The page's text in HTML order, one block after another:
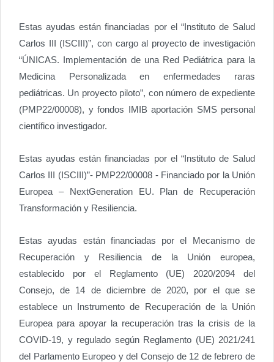
Estas ayudas están financiadas por el “Instituto de Salud
Carlos III (ISCIII)”, con cargo al proyecto de investigación
“ÚNICAS. Implementación de una Red Pediátrica para la
Medicina Personalizada en enfermedades raras
pediátricas. Un proyecto piloto”, con número de expediente
(PMP22/00008), y fondos IMIB aportación SMS personal
científico investigador.
Estas ayudas están financiadas por el “Instituto de Salud
Carlos III (ISCIII)”- PMP22/00008 - Financiado por la Unión
Europea – NextGeneration EU. Plan de Recuperación
Transformación y Resiliencia.
Estas ayudas están financiadas por el Mecanismo de
Recuperación y Resiliencia de la Unión europea,
establecido por el Reglamento (UE) 2020/2094 del
Consejo, de 14 de diciembre de 2020, por el que se
establece un Instrumento de Recuperación de la Unión
Europea para apoyar la recuperación tras la crisis de la
COVID-19, y regulado según Reglamento (UE) 2021/241
del Parlamento Europeo y del Consejo de 12 de febrero de